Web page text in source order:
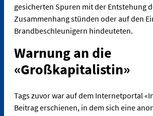
gesicherten Spuren mit der Entstehung
Zusammenhang stünden oder auf den
Brandbeschleunigern hindeuteten.
Warnung an die
«Großkapitalistin»
Tags zuvor war auf dem Internetportal
Beitrag erschienen, in dem sich eine